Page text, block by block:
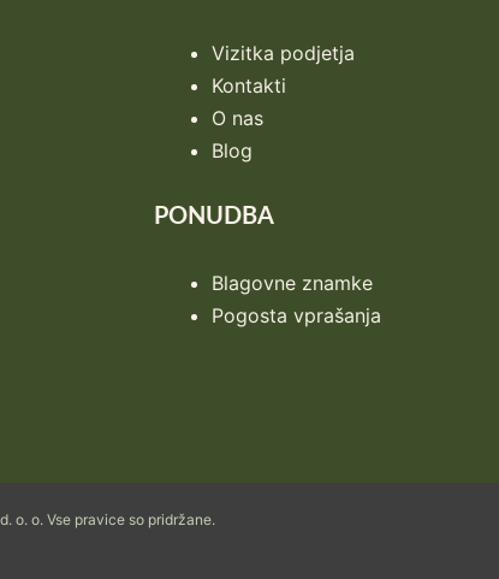
Vizitka podjetja
Kontakti
O nas
Blog
PONUDBA
Blagovne znamke
Pogosta vprašanja
o. o. Vse pravice so pridržane.